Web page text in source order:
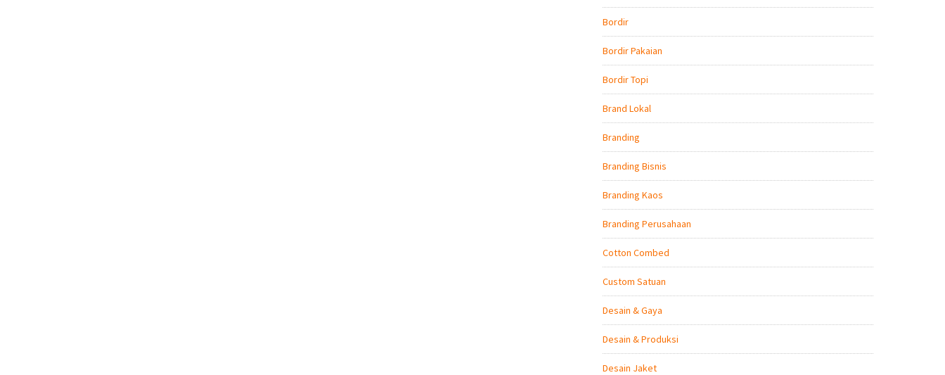
Bordir
Bordir Pakaian
Bordir Topi
Brand Lokal
Branding
Branding Bisnis
Branding Kaos
Branding Perusahaan
Cotton Combed
Custom Satuan
Desain & Gaya
Desain & Produksi
Desain Jaket